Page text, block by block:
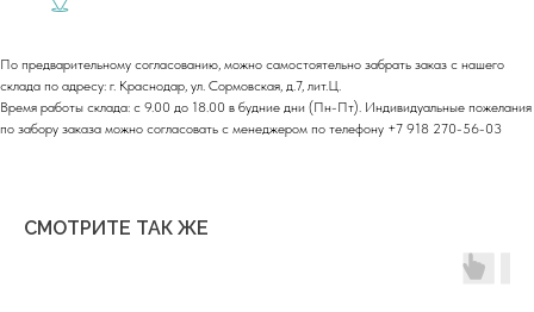
По предварительному согласованию, можно самостоятельно забрать заказ с нашего
склада по адресу: г. Краснодар, ул. Сормовская, д.7, лит.Ц.
Время работы склада: с 9.00 до 18.00 в будние дни (Пн-Пт). Индивидуальные пожелания
по забору заказа можно согласовать с менеджером по телефону +7 918 270-56-03
СМОТРИТЕ ТАК ЖЕ
Copyright©2026
Вс: выходной